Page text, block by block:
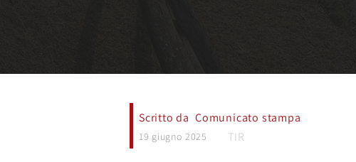
Scritto da Comunicato stampa
19 giugno 2025 TIR